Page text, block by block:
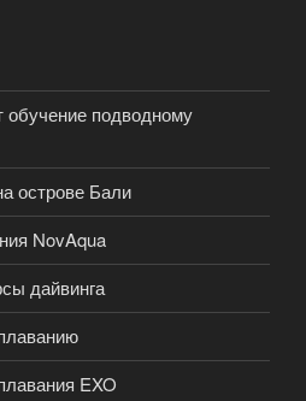
обучение подводному
острове Бали
NovAqua
дайвинга
EXO